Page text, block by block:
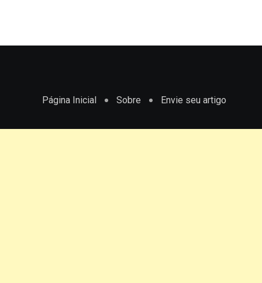
Página Inicial Sobre Envie seu artigo